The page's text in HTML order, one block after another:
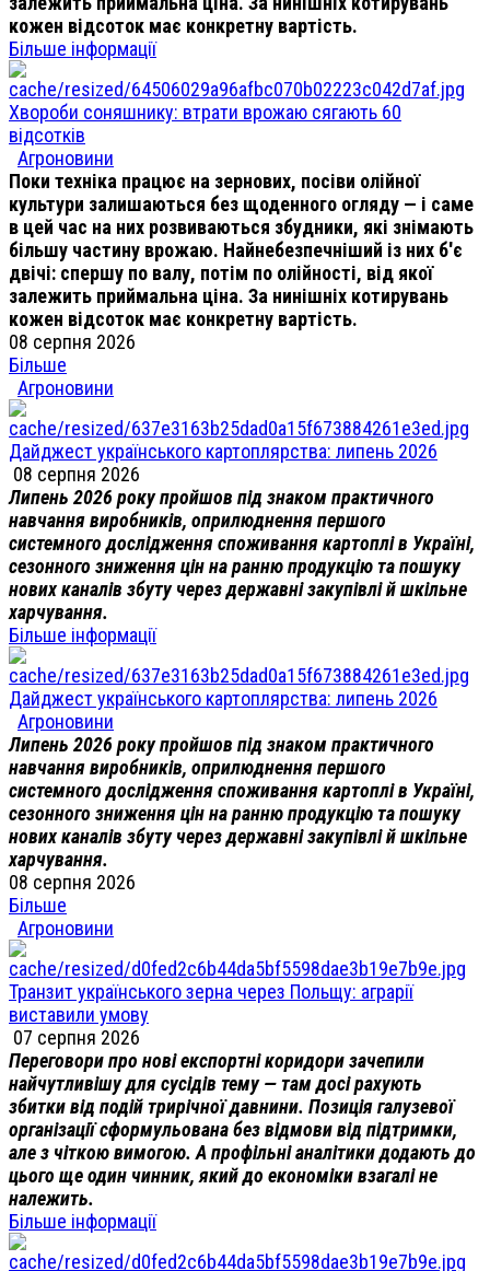
кожен відсоток має конкретну вартість.
Більше інформації
Хвороби соняшнику: втрати врожаю сягають 60
відсотків
Агроновини
Поки техніка працює на зернових, посіви олійної
культури залишаються без щоденного огляду — і саме
в цей час на них розвиваються збудники, які знімають
більшу частину врожаю. Найнебезпечніший із них б'є
двічі: спершу по валу, потім по олійності, від якої
залежить приймальна ціна. За нинішніх котирувань
кожен відсоток має конкретну вартість.
08 серпня 2026
Більше
Агроновини
Дайджест українського картоплярства: липень 2026
08 серпня 2026
Липень 2026 року пройшов під знаком практичного
навчання виробників, оприлюднення першого
системного дослідження споживання картоплі в Україні,
сезонного зниження цін на ранню продукцію та пошуку
нових каналів збуту через державні закупівлі й шкільне
харчування.
Більше інформації
Дайджест українського картоплярства: липень 2026
Агроновини
Липень 2026 року пройшов під знаком практичного
навчання виробників, оприлюднення першого
системного дослідження споживання картоплі в Україні,
сезонного зниження цін на ранню продукцію та пошуку
нових каналів збуту через державні закупівлі й шкільне
харчування.
08 серпня 2026
Більше
Агроновини
Транзит українського зерна через Польщу: аграрії
виставили умову
07 серпня 2026
Переговори про нові експортні коридори зачепили
найчутливішу для сусідів тему — там досі рахують
збитки від подій трирічної давнини. Позиція галузевої
організації сформульована без відмови від підтримки,
але з чіткою вимогою. А профільні аналітики додають до
цього ще один чинник, який до економіки взагалі не
належить.
Більше інформації